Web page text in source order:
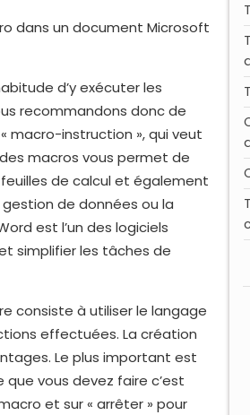
dans un document Microsoft
d’y exécuter les
recommandons donc de
macro-instruction », qui veut
macros vous permet de
de calcul et également
de données ou la
est l’un des logiciels
simplifier les tâches de
consiste à utiliser le langage
effectuées. La création
Le plus important est
vous devez faire c’est
et sur « arrêter » pour